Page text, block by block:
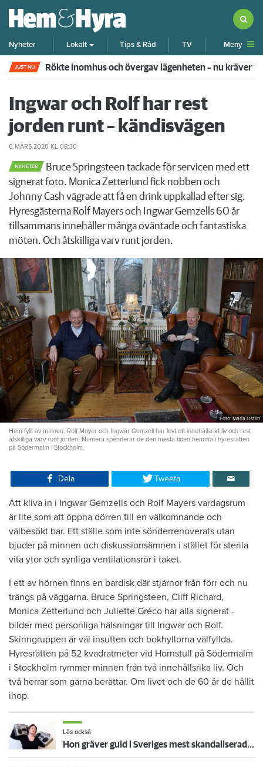
Nyheter Lokalt Tips & Råd TV Meny
JUST NU Rökte inomhus och övergav lägenheten – nu kräver
Ingwar och Rolf har rest
jorden runt – kändisvägen
6 MARS 2020 KL 08:30
NYHETER
Bruce Springsteen tackade för servicen med ett
signerat foto. Monica Zetterlund fick nobben och
Johnny Cash vägrade att få en drink uppkallad efter sig.
Hyresgästerna Rolf Mayers och Ingwar Gemzells 60 år
tillsammans innehåller många oväntade och fantastiska
möten. Och åtskilliga varv runt jorden.
Foto: Maria Östlin
Hem fyllt av minnen. Rolf Mayer och Ingwar Gemzell har levt ett innehållsrikt liv och rest
åtskilliga varv runt jorden. Numera spenderar de den mesta tiden hemma i hyresrätten
på Södermalm i Stockholm.
Dela Tweeta
Att kliva in i Ingwar Gemzells och Rolf Mayers vardagsrum
är lite som att öppna dörren till en välkomnande och
välbesökt bar. Ett ställe som inte ­sönderrenoverats utan
bjuder på minnen och ­diskussionsämnen i stället för sterila
vita ytor och synliga ventilationsrör i taket.
I ett av hörnen finns en bardisk där stjärnor från förr och nu
trängs på väggarna. Bruce Springsteen, Cliff Richard,
Monica Zetterlund och Juliette Gréco har alla signerat ­
bilder med personliga hälsningar till Ingwar och Rolf.
Skinngruppen är väl insutten och bok­hyllorna välfyllda.
Hyresrätten på 52 kvadratmeter vid Hornstull på Södermalm
i Stockholm rymmer minnen från två innehållsrika liv. Och
två ­herrar som gärna berättar. Om livet och de 60 år de hållit
ihop.
Läs också
Hon gräver guld i Sveriges mest skandaliserade nätforum